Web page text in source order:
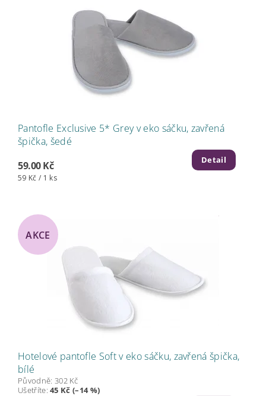
Pantofle Exclusive 5* Grey v eko sáčku, zavřená
špička, šedé
59.00 Kč
59 Kč / 1 ks
Detail
AKCE
Hotelové pantofle Soft v eko sáčku, zavřená špička,
bílé
Původně: 302 Kč
Ušetříte:45 Kč (–14 %)